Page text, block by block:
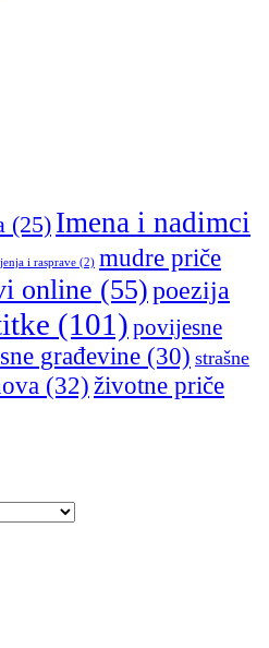
(25) Imena i nadimci
i rasprave (2) mudre priče
online (55)poezija
(101) povijesne
građevine (30) strašne
(32) životne priče